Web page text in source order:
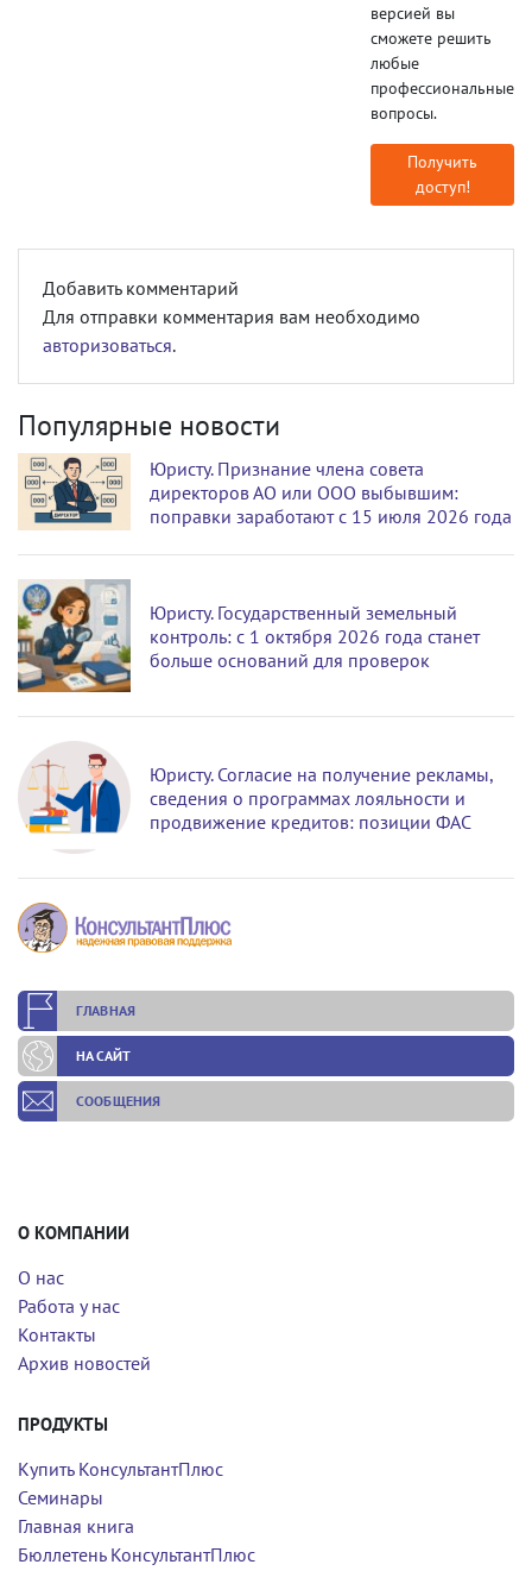
версией вы
сможете решить
любые
профессиональные
вопросы.
Получить
доступ!
Добавить комментарий
Для отправки комментария вам необходимо
авторизоваться.
Популярные новости
Юристу. Признание члена совета
директоров АО или ООО выбывшим:
поправки заработают с 15 июля 2026 года
Юристу. Государственный земельный
контроль: с 1 октября 2026 года станет
больше оснований для проверок
Юристу. Согласие на получение рекламы,
сведения о программах лояльности и
продвижение кредитов: позиции ФАС
ГЛАВНАЯ
НА САЙТ
СООБЩЕНИЯ
О КОМПАНИИ
О нас
Работа у нас
Контакты
Архив новостей
ПРОДУКТЫ
Купить КонсультантПлюс
Семинары
Главная книга
Бюллетень КонсультантПлюс